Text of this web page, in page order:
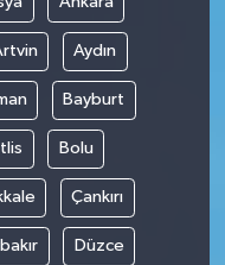
Aydın
Bayburt
Bolu
Çankırı
Düzce